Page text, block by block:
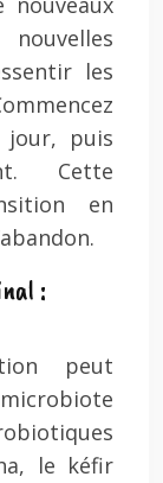
les
puis
Cette
en
:
peut
le kéfir